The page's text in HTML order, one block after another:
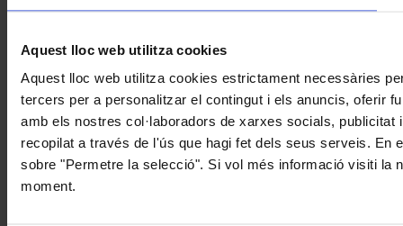
Aquest lloc web utilitza cookies
Aquest lloc web utilitza cookies estrictament necessàries
tercers per a personalitzar el contingut i els anuncis, oferir
amb els nostres col·laboradors de xarxes socials,
recopilat a través de l'ús que hagi fet dels seus serveis. En
sobre "Permetre la selecció". Si vol més informació visiti la
moment.